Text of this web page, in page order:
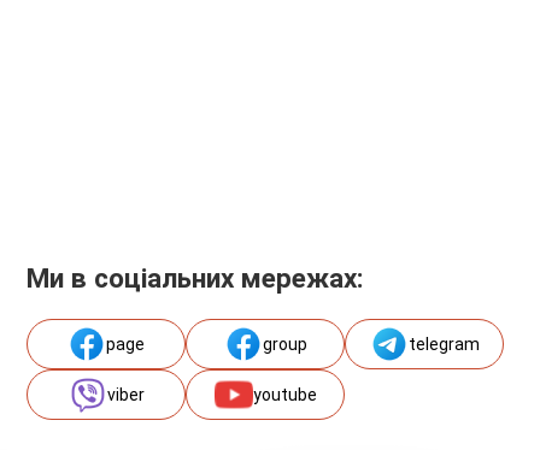
Ми в соціальних мережах:
page group telegram
viber youtube